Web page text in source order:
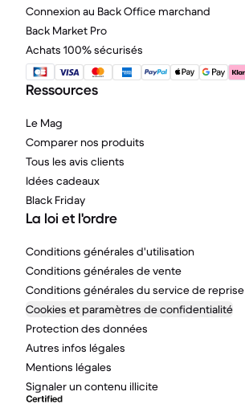
Connexion au Back Office marchand
Back Market Pro
Achats 100% sécurisés
Ressources
Le Mag
Comparer nos produits
Tous les avis clients
Idées cadeaux
Black Friday
La loi et l'ordre
Conditions générales d'utilisation
Conditions générales de vente
Conditions générales du service de reprise
Cookies et paramètres de confidentialité
Protection des données
Autres infos légales
Mentions légales
Signaler un contenu illicite